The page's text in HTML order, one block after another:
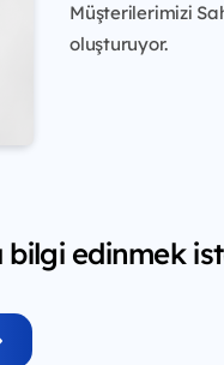
Müşterilerimizi
oluşturuyor.
edinmek